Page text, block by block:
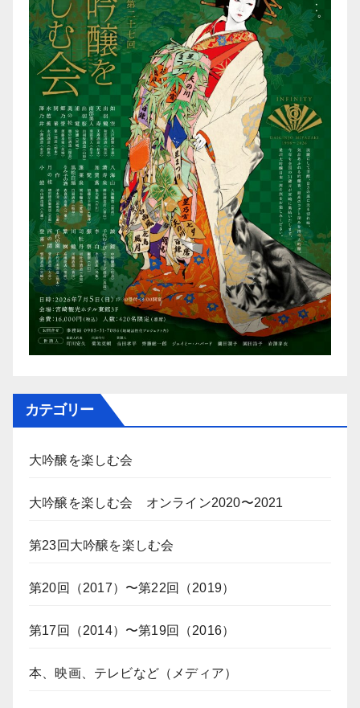
カテゴリー
大吟醸を楽しむ会
大吟醸を楽しむ会 オンライン2020〜2021
第23回大吟醸を楽しむ会
第20回（2017）〜第22回（2019）
第17回（2014）〜第19回（2016）
本、映画、テレビなど（メディア）